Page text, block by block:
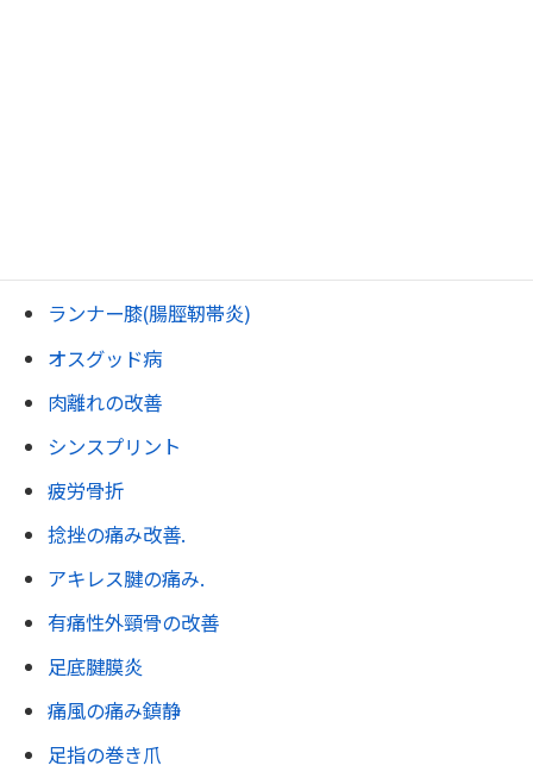
ランナー膝(腸脛靭帯炎)
オスグッド病
肉離れの改善
シンスプリント
疲労骨折
捻挫の痛み改善.
アキレス腱の痛み.
有痛性外頸骨の改善
足底腱膜炎
痛風の痛み鎮静
足指の巻き爪